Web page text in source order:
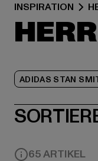
INSPIRATION
ADIDAS STAN
65 ARTIKEL